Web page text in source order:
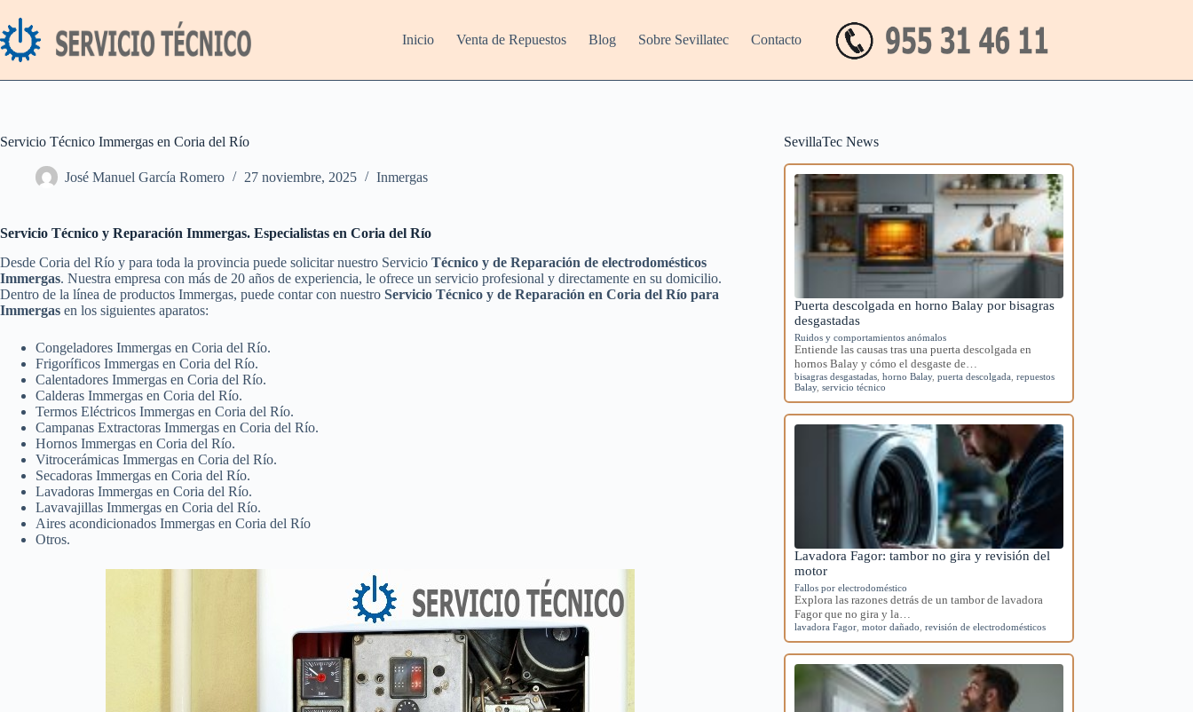
al
contenido
Inicio Venta de Repuestos Blog Sobre Sevillatec Contacto
Servicio Técnico Immergas en Coria del Río
José Manuel García Romero 27 noviembre, 2025 Inmergas
Servicio Técnico y Reparación Immergas. Especialistas en Coria del Río
Desde Coria del Río y para toda la provincia puede solicitar nuestro Servicio Técnico y de Reparación de electrodomésticos
Immergas. Nuestra empresa con más de 20 años de experiencia, le ofrece un servicio profesional y directamente en su domicilio.
Dentro de la línea de productos Immergas, puede contar con nuestro Servicio Técnico y de Reparación en Coria del Río para
Immergas en los siguientes aparatos:
Congeladores Immergas en Coria del Río.
Frigoríficos Immergas en Coria del Río.
Calentadores Immergas en Coria del Río.
Calderas Immergas en Coria del Río.
Termos Eléctricos Immergas en Coria del Río.
Campanas Extractoras Immergas en Coria del Río.
Hornos Immergas en Coria del Río.
Vitrocerámicas Immergas en Coria del Río.
Secadoras Immergas en Coria del Río.
Lavadoras Immergas en Coria del Río.
Lavavajillas Immergas en Coria del Río.
Aires acondicionados Immergas en Coria del Río
Otros.
SevillaTec News
Puerta descolgada en horno Balay por bisagras
desgastadas
Ruidos y comportamientos anómalos
Entiende las causas tras una puerta descolgada en
hornos Balay y cómo el desgaste de…
bisagras desgastadas ,horno Balay,puerta descolgada ,repuestos
Balay,servicio técnico
Lavadora Fagor: tambor no gira y revisión del
motor
Fallos por electrodoméstico
Explora las razones detrás de un tambor de lavadora
Fagor que no gira y la…
lavadora Fagor ,motor dañado ,revisión de electrodomésticos